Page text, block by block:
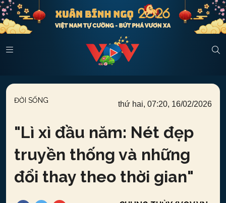
ĐỜI SỐNG thứ hai, 07:20, 16/02/2026
"Lì xì đầu năm: Nét đẹp
truyền thống và những
đổi thay theo thời gian"